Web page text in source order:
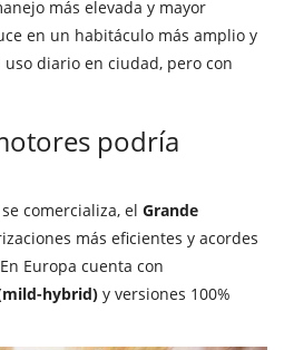
más elevada y mayor
en un habitáculo más amplio y
diario en ciudad, pero con
podría
comercializa, el Grande
más eficientes y acordes
Europa cuenta con
hybrid) y versiones 100%